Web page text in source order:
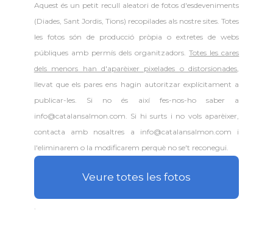
Aquest és un petit recull aleatori defotos d'esdeveniments
(Diades, Sant Jordis, Tions) recopilades als nostre sites. Totes
les fotos són de producció pròpia o extretes de webs
públiques amb permís dels organitzadors.Totes les cares
dels menors han d'aparèixer pixelades o distorsionades,
llevat que els pares ens hagin autoritzar explícitament a
publicar-les. Si no és així fes-nos-ho saber a
info@catalansalmon.com. Si hi surts i no vols aparèixer,
contacta amb nosaltres a info@catalansalmon.com i
l'eliminarem o la modificarem perquè no se't reconegui.
Veure totes les fotos